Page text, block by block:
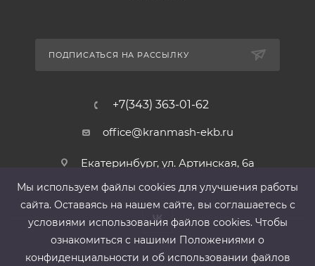
ПОДПИСАТЬСЯ НА РАССЫЛКУ
+7(343) 363-01-62
office@kranmash-ekb.ru
Екатеринбург, ул. Артинская, 6а
Мы используем файлы cооkies для улучшения работы
сайта. Оставаясь на нашем сайте, вы соглашаетесь с
условиями использования файлов cооkies. Чтобы
ознакомиться с нашими Положениями о
конфиденциальности и об использовании файлов